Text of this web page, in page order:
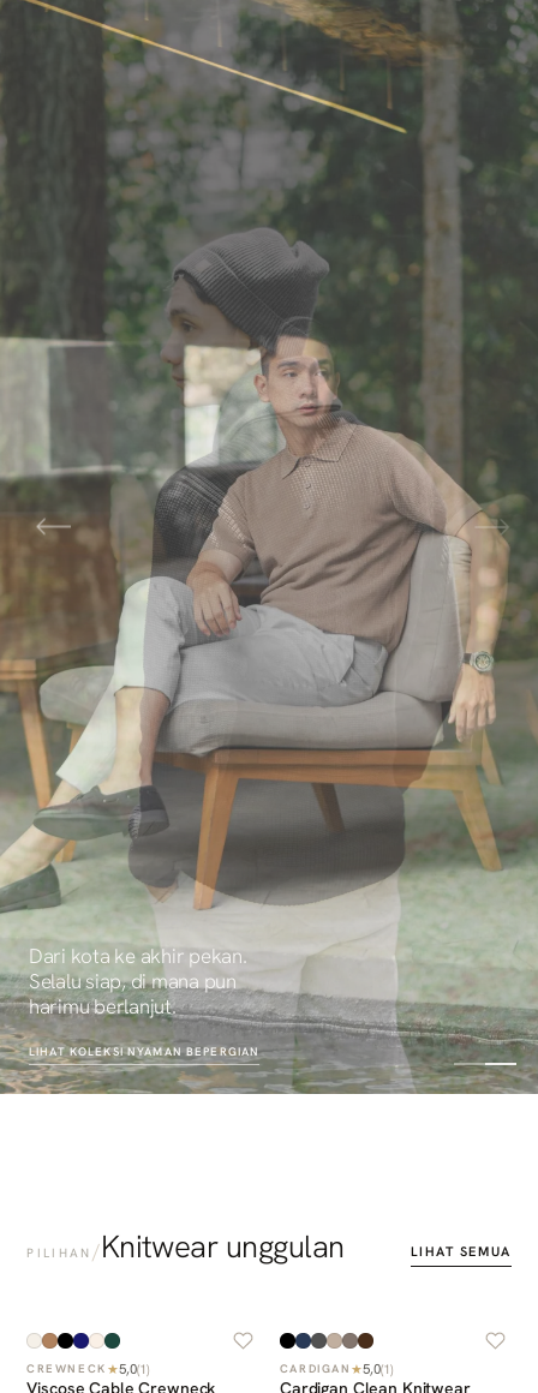
Dari kota ke akhir pekan.
Selalu siap, di mana pun
harimu berlanjut.
LIHAT KOLEKSINYAMAN BEPERGIAN
PILIHAN /Knitwear unggulan LIHAT SEMUA
CREWNECK ★5,0(1)
Viscose Cable Crewneck
CARDIGAN ★5,0(1)
Cardigan Clean Knitwear